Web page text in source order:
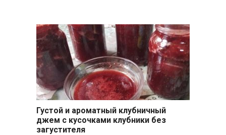
Густой и ароматный клубничный
джем с кусочками клубники без
загустителя